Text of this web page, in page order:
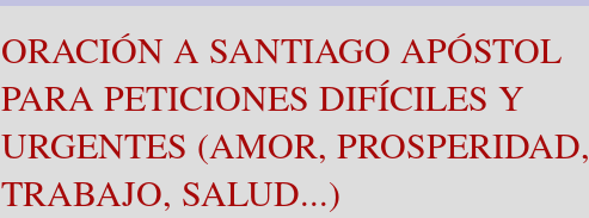
ORACIÓN A SANTIAGO APÓSTOL
PARA PETICIONES DIFÍCILES Y
URGENTES (AMOR, PROSPERIDAD,
TRABAJO, SALUD...)